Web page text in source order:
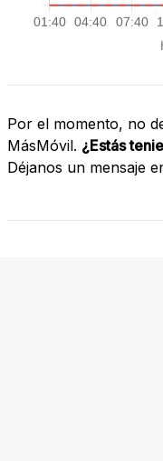
Por el momento, no
MásMóvil. ¿Estás
Déjanos un mensaje